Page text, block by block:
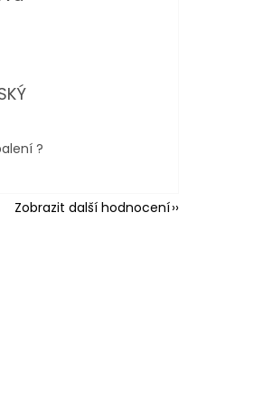
je 5 z 5 hvězdiček.
je 5 z 5 hvězdiček.
?
Zobrazit další hodnocení